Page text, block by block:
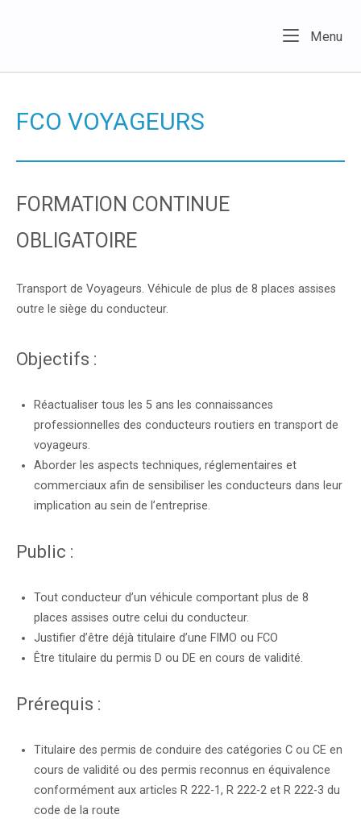
Menu
FCO VOYAGEURS
FORMATION CONTINUE
OBLIGATOIRE
Transport de Voyageurs. Véhicule de plus de 8 places assises
outre le siège du conducteur.
Objectifs :
Réactualiser tous les 5 ans les connaissances
professionnelles des conducteurs routiers en transport de
voyageurs.
Aborder les aspects techniques, réglementaires et
commerciaux afin de sensibiliser les conducteurs dans leur
implication au sein de l’entreprise.
Public :
Tout conducteur d’un véhicule comportant plus de 8
places assises outre celui du conducteur.
Justifier d’être déjà titulaire d’une FIMO ou FCO
Être titulaire du permis D ou DE en cours de validité.
Prérequis :
Titulaire des permis de conduire des catégories C ou CE en
cours de validité ou des permis reconnus en équivalence
conformément aux articles R 222-1, R 222-2 et R 222-3 du
code de la route